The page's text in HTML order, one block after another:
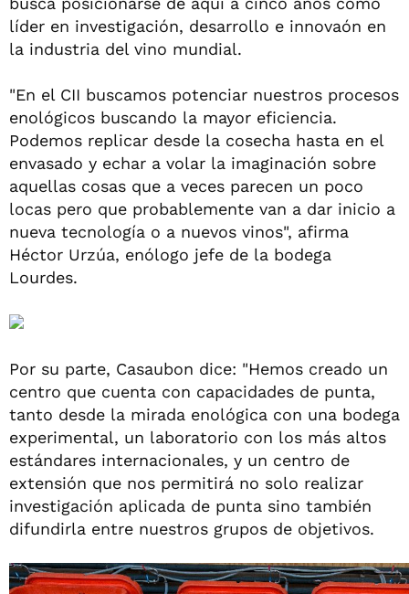
líder en investigación, desarrollo e innovaón en
la industria del vino mundial.
"En el CII buscamos potenciar nuestros procesos
enológicos buscando la mayor eficiencia.
Podemos replicar desde la cosecha hasta en el
envasado y echar a volar la imaginación sobre
aquellas cosas que a veces parecen un poco
locas pero que probablemente van a dar inicio a
nueva tecnología o a nuevos vinos", afirma
Héctor Urzúa, enólogo jefe de la bodega
Lourdes.
Por su parte, Casaubon dice: "Hemos creado un
centro que cuenta con capacidades de punta,
tanto desde la mirada enológica con una bodega
experimental, un laboratorio con los más altos
estándares internacionales, y un centro de
extensión que nos permitirá no solo realizar
investigación aplicada de punta sino también
difundirla entre nuestros grupos de objetivos.